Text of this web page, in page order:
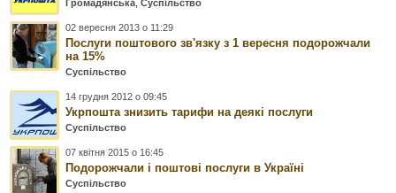
Громадянська ,Суспільство
02 вересня 2013 о 11:29
Послуги поштового зв'язку з 1 вересня подорожчали
на 15%
Суспільство
14 грудня 2012 о 09:45
Укрпошта знизить тарифи на деякі послуги
Суспільство
07 квітня 2015 о 16:45
Подорожчали і поштові послуги в Україні
Суспільство